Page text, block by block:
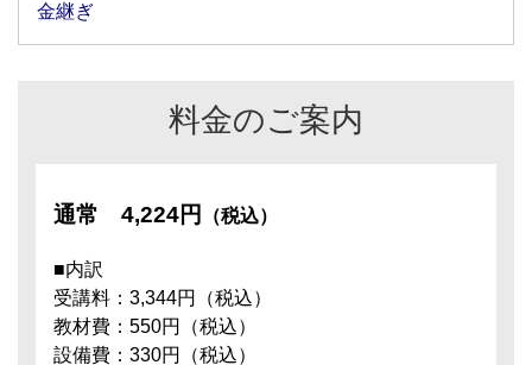
金継ぎ
料金のご案内
通常 4,224円 （税込）
■内訳
受講料：3,344円（税込）
教材費：550円（税込）
設備費：330円（税込）